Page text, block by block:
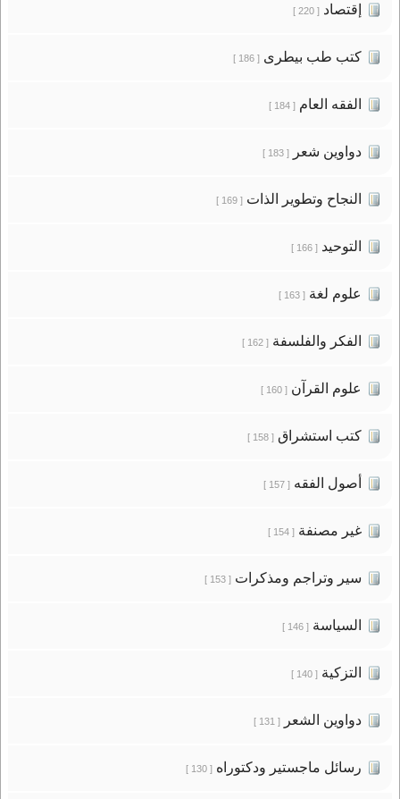
إقتصاد[ 220 ]
كتب طب بيطرى[ 186 ]
الفقه العام[ 184 ]
دواوين شعر[ 183 ]
النجاح وتطوير الذات[ 169 ]
التوحيد[ 166 ]
علوم لغة[ 163 ]
الفكر والفلسفة[ 162 ]
علوم القرآن[ 160 ]
كتب استشراق[ 158 ]
أصول الفقه[ 157 ]
غير مصنفة[ 154 ]
سير وتراجم ومذكرات[ 153 ]
السياسة[ 146 ]
التزكية[ 140 ]
دواوين الشعر[ 131 ]
رسائل ماجستير ودكتوراه[ 130 ]